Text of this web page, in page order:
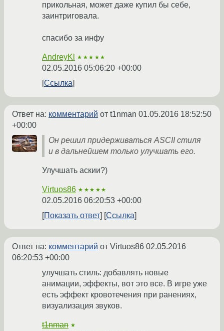
прикольная, может даже купил бы себе,
заинтриговала.
спасибо за инфу
AndreyKl ★★★★★
02.05.2016 05:06:20 +00:00
Ссылка
Ответ на: комментарий от t1nman 01.05.2016 18:52:50
+00:00
Он решил придерживаться ASCII стиля
и в дальнейшем только улучшать его.
Улучшать аскии?)
Virtuos86 ★★★★★
02.05.2016 06:20:53 +00:00
Показать ответ
Ссылка
Ответ на: комментарий от Virtuos86 02.05.2016
06:20:53 +00:00
улучшать стиль: добавлять новые
анимации, эффекты, вот это все. В игре уже
есть эффект кровотечения при ранениях,
визуализация звуков.
t1nman ★